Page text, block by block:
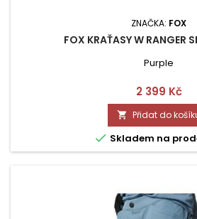
ZNAČKA: FOX
FOX KRAŤASY W RANGER
Purple
Cena
2 399 Kč
 Přidat do
 Skladem na